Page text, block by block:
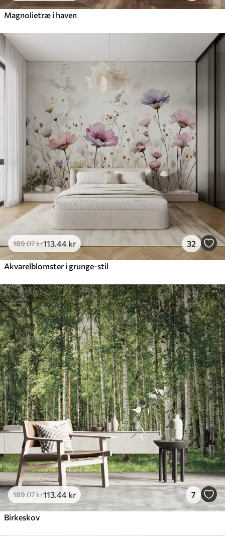
Magnolietræ i haven
189.07kr113 .44 kr 32
Akvarelblomster i grunge-stil
189.07kr113 .44 kr 7
Birkeskov